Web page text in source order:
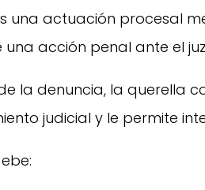
una actuación procesal
acción penal ante el
la denuncia, la querella
judicial y le permite